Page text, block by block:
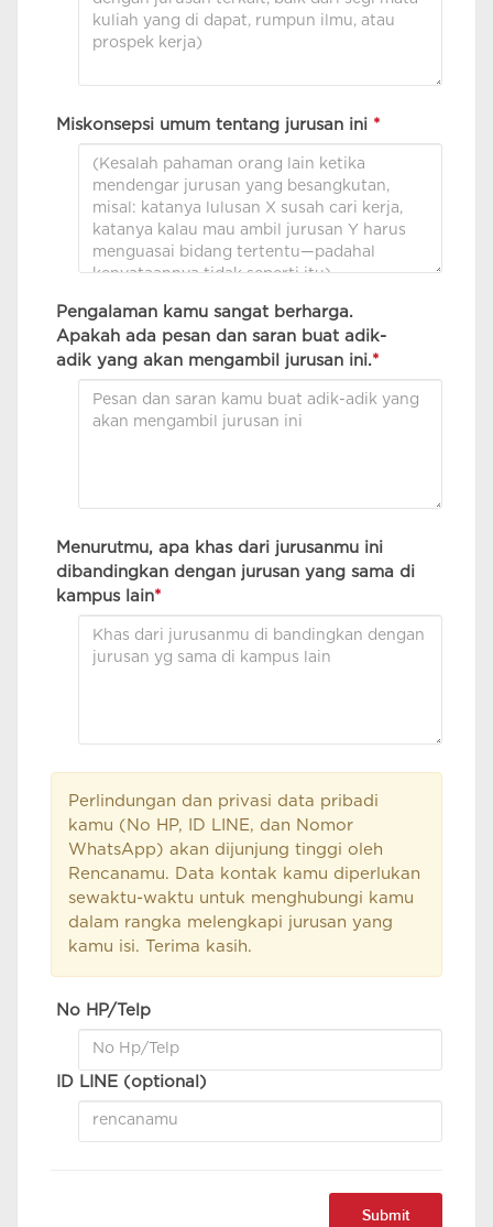
Miskonsepsi umum tentang jurusan ini *
Pengalaman kamu sangat berharga.
Apakah ada pesan dan saran buat adik-
adik yang akan mengambil jurusan ini.*
Menurutmu, apa khas dari jurusanmu ini
dibandingkan dengan jurusan yang sama di
kampus lain*
Perlindungan dan privasi data pribadi
kamu (No HP, ID LINE, dan Nomor
WhatsApp) akan dijunjung tinggi oleh
Rencanamu. Data kontak kamu diperlukan
sewaktu-waktu untuk menghubungi kamu
dalam rangka melengkapi jurusan yang
kamu isi. Terima kasih.
No HP/Telp
ID LINE (optional)
Submit